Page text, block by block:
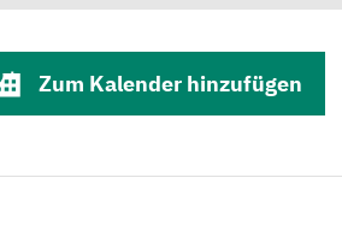
Zum Kalender hinzufügen